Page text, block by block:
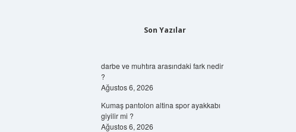
Son Yazılar
darbe ve muhtıra arasındaki fark nedir
?
Ağustos 6, 2026
Kumaş pantolon altina spor ayakkabı
giyilir mi ?
Ağustos 6, 2026